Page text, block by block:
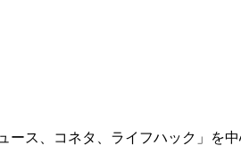
ス、コネタ、ライフハック」を